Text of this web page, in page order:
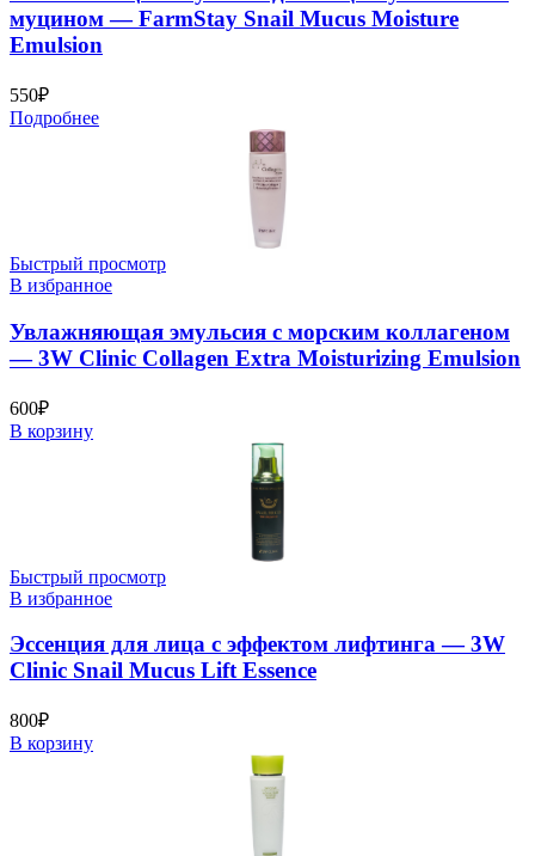
муцином — FarmStay Snail Mucus Moisture
Emulsion
550₽
Подробнее
Быстрый просмотр
В избранное
Увлажняющая эмульсия с морским коллагеном
— 3W Clinic Collagen Extra Moisturizing Emulsion
600₽
В корзину
Быстрый просмотр
В избранное
Эссенция для лица с эффектом лифтинга — 3W
Clinic Snail Mucus Lift Essence
800₽
В корзину